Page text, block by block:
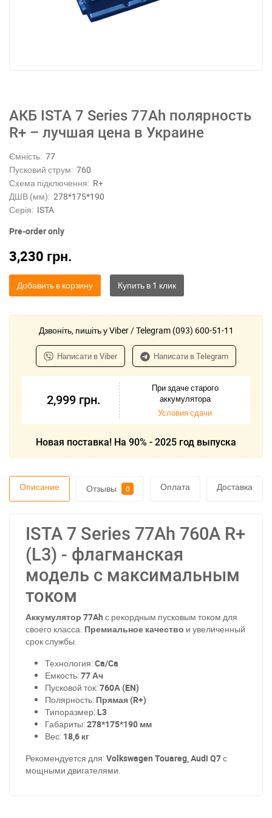
АКБ ISTA 7 Series 77Ah полярность
R+ – лучшая цена в Украине
Ємність: 77
Пусковий струм: 760
Схема підключення: R+
ДШВ (мм): 278*175*190
Серія: ISTA
Pre-order only
3,230 грн.
Добавить в корзину
Дзвоніть, пишіть у Viber / Telegram (093) 600-51-11
Написати в Viber Написати в Telegram
2,999 грн.
При здаче старого
аккумулятора
Условия сдачи
Новая поставка! На 90% - 2025 год выпуска
Описание Отзывы 0 Оплата Доставка
ISTA 7 Series 77Ah 760A R+
(L3) - флагманская
модель с максимальным
током
Аккумулятор 77Ah с рекордным пусковым током для
своего класса. Премиальное качество и увеличенный
срок службы.
Технология:Ca/Ca
Емкость:77 Ач
Пусковой ток:760А (EN)
Полярность: Прямая (R+)
Типоразмер: L3
Габариты:278*175*190 мм
Вес: 18,6 кг
Рекомендуется для:Volkswagen Touareg, Audi Q7с
мощными двигателями.